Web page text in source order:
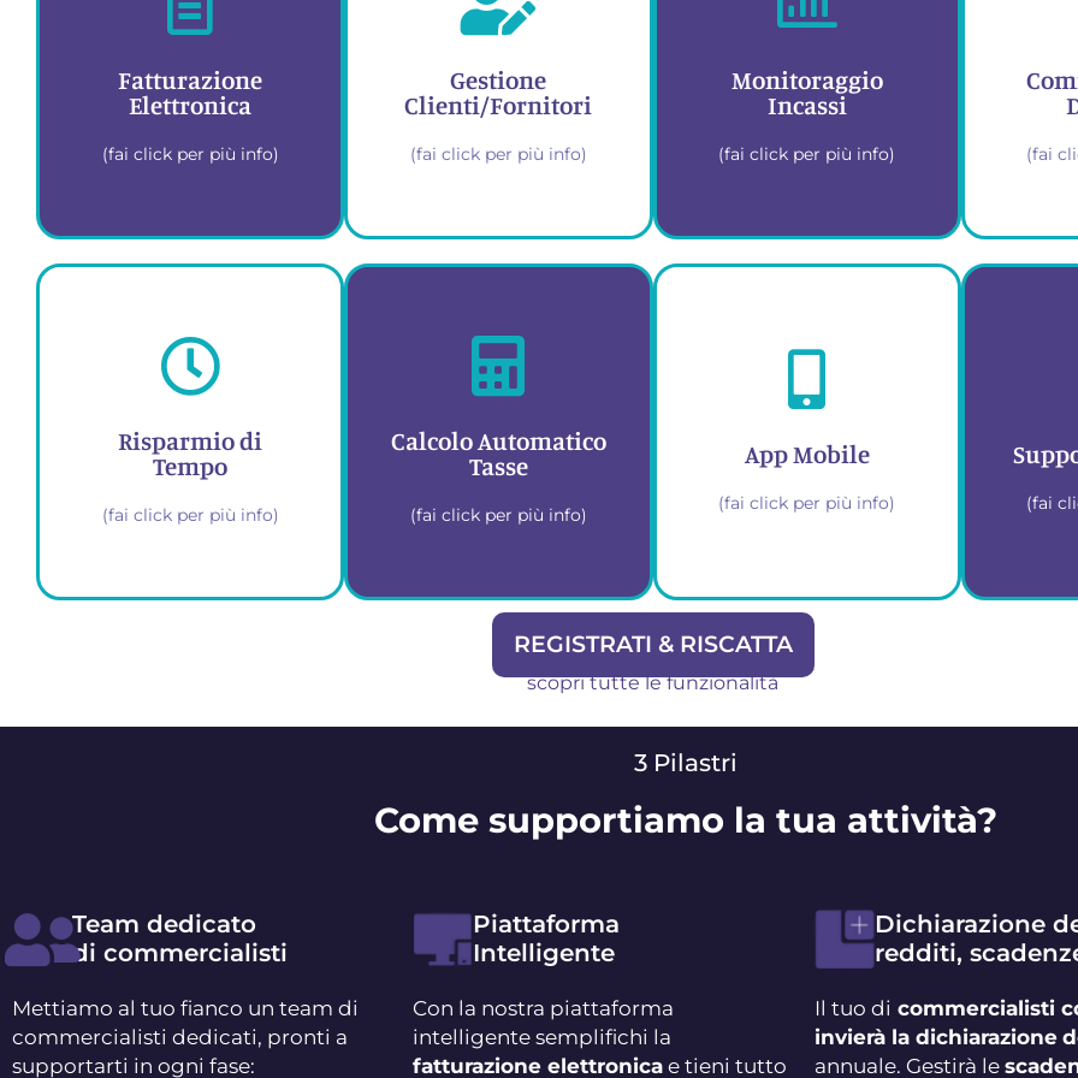
Fatturazione
Elettronica
(fai click per più info)
Crea, invia e gestisci
le tue fatture
elettroniche in
veloce
Gestione
Clienti/Fornitori
(fai click per più info)
Organizza tutti i
tuoi contatti
unico posto
Monitoraggio
Incassi
(fai click per più info)
Tieni traccia di
pagamenti con
(fai
fiscale
Risparmio di
Tempo
(fai click per più info)
operazioni
Calcolo Automatico
Tasse
(fai click per più info)
Calcoli automatici
App Mobile
(fai click per più info)
contabilità
ovunque tu sia, da
dispositivo
(fai
REGISTRATI & RISCATTA
scopri tutte le funzionalità
3 Pilastri
Come supportiamo la tua attività?
Team dedicato
di commercialisti
Mettiamo al tuo fianco un team di
commercialisti dedicati, pronti a
supportarti in ogni fase:
Piattaforma
Intelligente
Con la nostra piattaforma
intelligente semplifichi la
fatturazione elettronica e tieni tutto
Dichiarazione
redditi,
Il tuo di commercialisti
invierà la dichiarazione
annuale. Gestirà le